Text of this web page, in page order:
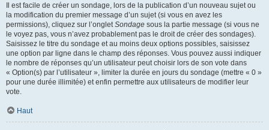
Il est facile de créer un sondage, lors de la publication d’un nouveau sujet ou
la modification du premier message d’un sujet (si vous en avez les
permissions), cliquez sur l’ongletSondage sous la partie message (si vous ne
le voyez pas, vous n’avez probablement pas le droit de créer des sondages).
Saisissez le titre du sondage et au moins deux options possibles, saisissez
une option par ligne dans le champ des réponses. Vous pouvez aussi indiquer
le nombre de réponses qu’un utilisateur peut choisir lors de son vote dans
« Option(s) par l’utilisateur », limiter la durée en jours du sondage (mettre « 0 »
pour une durée illimitée) et enfin permettre aux utilisateurs de modifier leur
vote.
Haut